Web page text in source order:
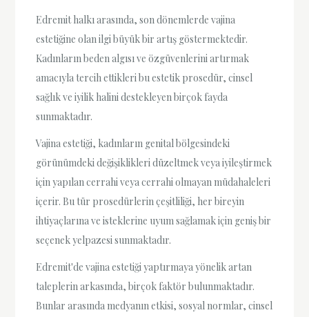
Edremit halkı arasında, son dönemlerde vajina
estetiğine olan ilgi büyük bir artış göstermektedir.
Kadınların beden algısı ve özgüvenlerini artırmak
amacıyla tercih ettikleri bu estetik prosedür, cinsel
sağlık ve iyilik halini destekleyen birçok fayda
sunmaktadır.
Vajina estetiği, kadınların genital bölgesindeki
görünümdeki değişiklikleri düzeltmek veya iyileştirmek
için yapılan cerrahi veya cerrahi olmayan müdahaleleri
içerir. Bu tür prosedürlerin çeşitliliği, her bireyin
ihtiyaçlarına ve isteklerine uyum sağlamak için geniş bir
seçenek yelpazesi sunmaktadır.
Edremit'de vajina estetiği yaptırmaya yönelik artan
taleplerin arkasında, birçok faktör bulunmaktadır.
Bunlar arasında medyanın etkisi, sosyal normlar, cinsel